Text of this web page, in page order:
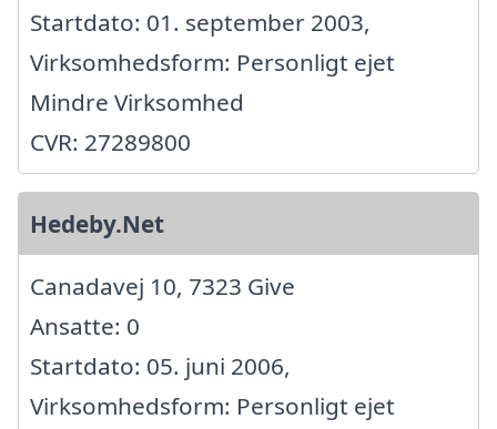
Startdato: 01. september 2003,
Virksomhedsform: Personligt ejet
Mindre Virksomhed
CVR: 27289800
Hedeby.Net
Canadavej 10, 7323 Give
Ansatte: 0
Startdato: 05. juni 2006,
Virksomhedsform: Personligt ejet